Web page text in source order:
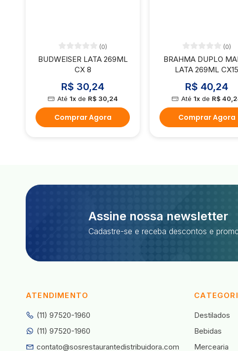
(0)
BUDWEISER LATA 269ML
CX 8
R$ 30,24
Até 1xde R$ 30,24
Comprar Agora
(0)
BRAHMA DUPLO
LATA 269ML CX15
R$ 40,24
Até 1xde R$
Comprar Agora
Assine nossa newsletter
Cadastre-se e receba descontos e
Destilados
Bebidas
Mercearia
ATENDIMENTO
(11) 97520-1960
(11) 97520-1960
contato@sosrestaurantedistribuidora.com